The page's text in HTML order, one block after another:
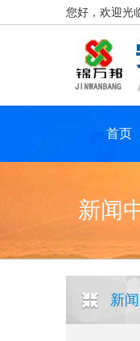
您好，欢迎光
首页
新闻
新